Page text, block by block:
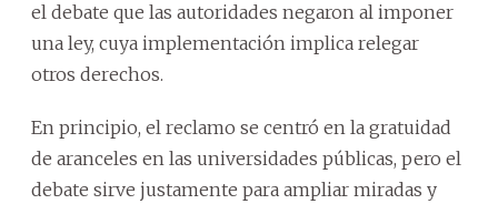
el debate que las autoridades negaron al imponer
una ley, cuya implementación implica relegar
otros derechos.
En principio, el reclamo se centró en la gratuidad
de aranceles en las universidades públicas, pero el
debate sirve justamente para ampliar miradas y